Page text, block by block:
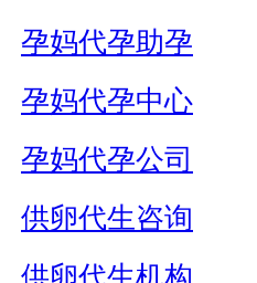
孕妈代孕助孕
孕妈代孕中心
孕妈代孕公司
供卵代生咨询
供卵代生机构